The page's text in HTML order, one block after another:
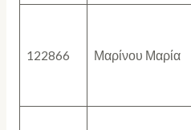
122866 Μαρίνου Μαρία